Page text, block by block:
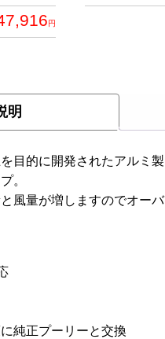
円
明
目的に開発されたアルミ
。
風量が増しますのでオー
純正プーリーと交換